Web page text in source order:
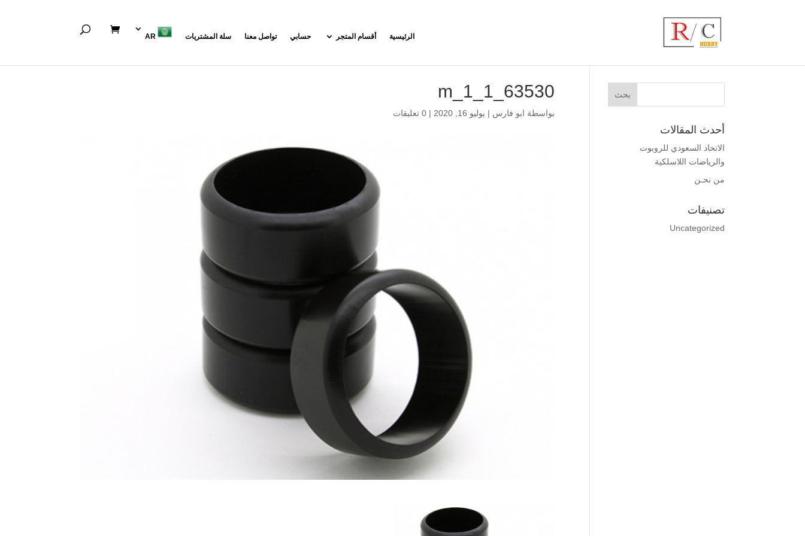
الرئيسية أقسام المتجر حسابي تواصل معنا سلة المشتريات AR
63530_1_1_m
بواسطة ابو فارس | يوليو 16, 2020 | 0 تعليقات
أحدث المقالات
الاتحاد السعودي للروبوت
والرياضات اللاسلكية
من نحـن
تصنيفات
Uncategorized